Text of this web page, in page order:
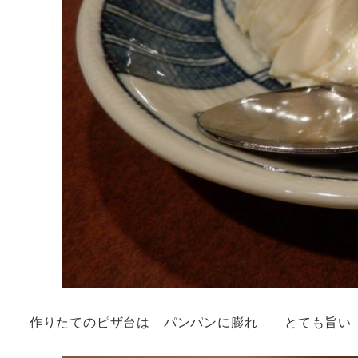
作りたてのピザ台は パンパンに膨れ とても旨